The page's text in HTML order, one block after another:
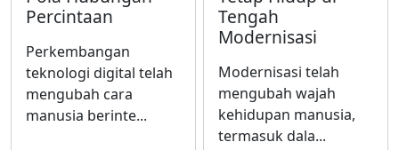
Percintaan
Perkembangan
teknologi digital telah
mengubah cara
manusia berinte...
Tengah
Modernisasi
Modernisasi telah
mengubah wajah
kehidupan manusia,
termasuk dala...